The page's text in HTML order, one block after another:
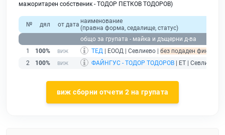
мажоритарен собственик - ТОДОР ПЕТКОВ ТОДОРОВ)
№ дял от дата наименование
(правна форма, седалище, статус)
общо за групата - майка и дъщерни д-ва
1
100% ТЕД | ЕООД | Севлиево | без подаден
2
100% ФАЙНГУС - ТОДОР ТОДОРОВ | ЕТ | Севлиево |
виж сборни отчети 2 на групата